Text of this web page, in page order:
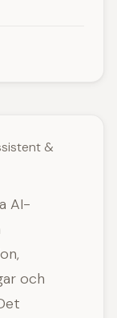
&
AI-
och